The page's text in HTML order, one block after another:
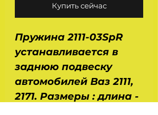
Купить сейчас
Пружина 2111-03SpR
устанавливается в
заднюю подвеску
автомобилей Ваз 2111,
2171. Размеры : длина -